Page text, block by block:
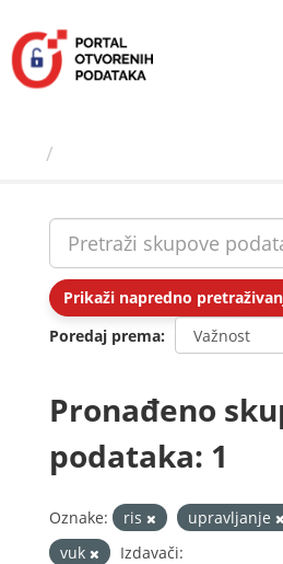
sadržaj
Prikaži napredno
Poredaj prema
Pronađeno
podataka: 1
Oznake: ris upravljanje
vuk
Izdavači: